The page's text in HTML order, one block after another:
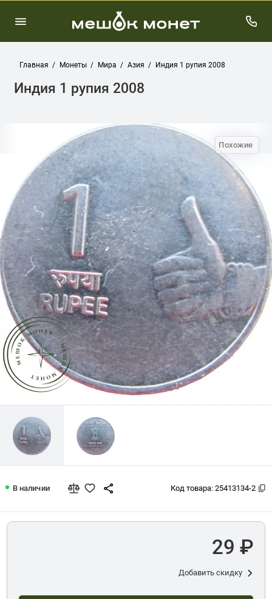
Главная Монеты Мира Азия Индия 1 рупия 2008
Индия 1 рупия 2008
Похожие
В наличии Код товара: 25413134-2
29 ₽
Добавить скидку